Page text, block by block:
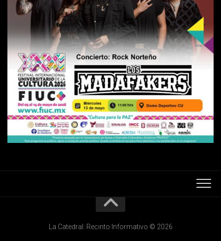
La Catedral: Recinto Informativo © 2026